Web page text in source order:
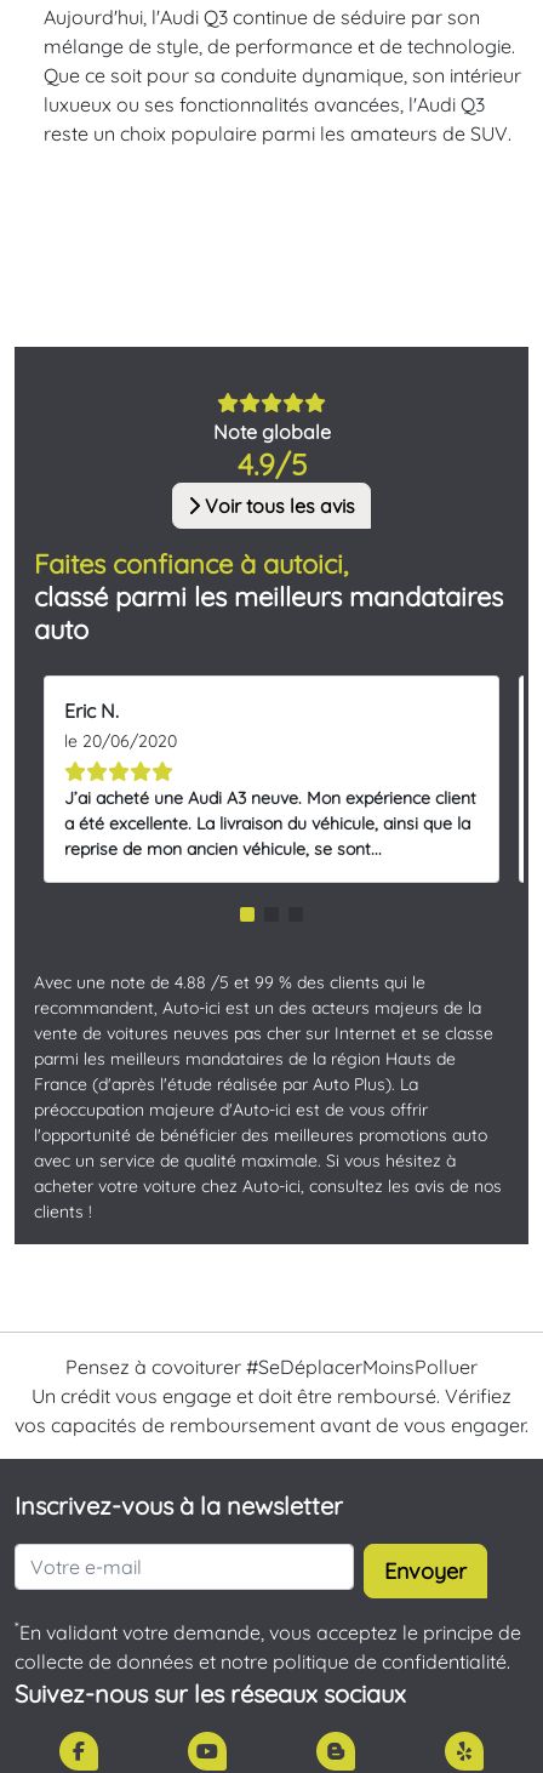
Aujourd'hui, l'Audi Q3 continue de séduire par son
mélange de style, de performance et de technologie.
Que ce soit pour sa conduite dynamique, son intérieur
luxueux ou ses fonctionnalités avancées, l'Audi Q3
reste un choix populaire parmi les amateurs de SUV.
Note globale
4.9/5
Voir tous les avis
Faites confiance à autoici,
classé parmi les meilleurs mandataires
auto
Eric N.
le 20/06/2020
J’ai acheté une Audi A3 neuve. Mon expérience client
a été excellente. La livraison du véhicule, ainsi que la
reprise de mon ancien véhicule, se sont...
Avec une note de 4.88 /5 et 99 % des clients qui le
recommandent, Auto-ici est un des acteurs majeurs de la
vente de voitures neuves pas cher sur Internet et se classe
parmi les meilleurs mandataires de la région Hauts de
France (d'après l'étude réalisée par Auto Plus). La
préoccupation majeure d'Auto-ici est de vous offrir
l'opportunité de bénéficier des meilleures promotions auto
avec un service de qualité maximale. Si vous hésitez à
acheter votre voiture chez Auto-ici, consultez les avis de nos
clients !
Pensez à covoiturer #SeDéplacerMoinsPolluer
Un crédit vous engage et doit être remboursé. Vérifiez
vos capacités de remboursement avant de vous engager.
Inscrivez-vous à la newsletter
Envoyer
*En validant votre demande, vous acceptez le principe de
collecte de données et notre politique de confidentialité.
Suivez-nous sur les réseaux sociaux